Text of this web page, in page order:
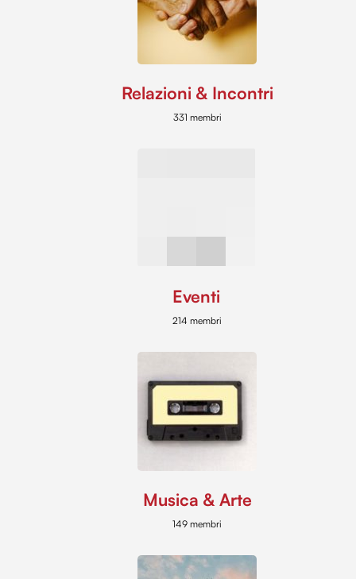
Relazioni & Incontri
331 membri
Eventi
214 membri
Musica & Arte
149 membri